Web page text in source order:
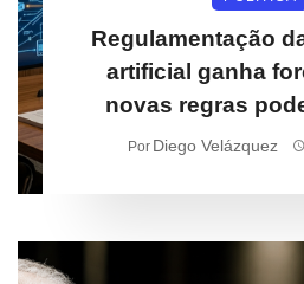
Regulamentação
artificial ganha
novas regras
mercado digital nos
Por Diego Velázquez